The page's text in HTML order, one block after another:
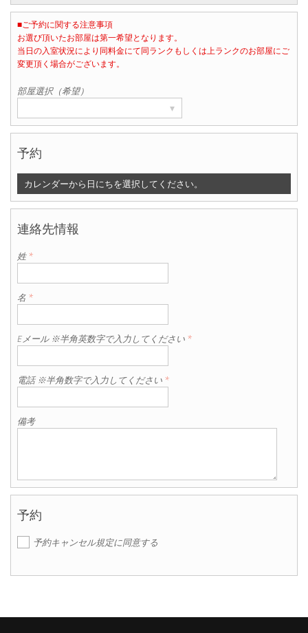
部屋数
1
▾
■ご予約に関する注意事項
お選び頂いたお部屋は第一希望となります。
当日の入室状況により同料金にて同ランクもしくは上ランクのお部屋にご
変更頂く場合がございます。
部屋選択（希望）
▾
予約
カレンダーから日にちを選択してください。
連絡先情報
姓*
名 *
Eメール ※半角英数字で入力してください *
電話 ※半角数字で入力してください *
備考
予約
予約キャンセル規定に同意する